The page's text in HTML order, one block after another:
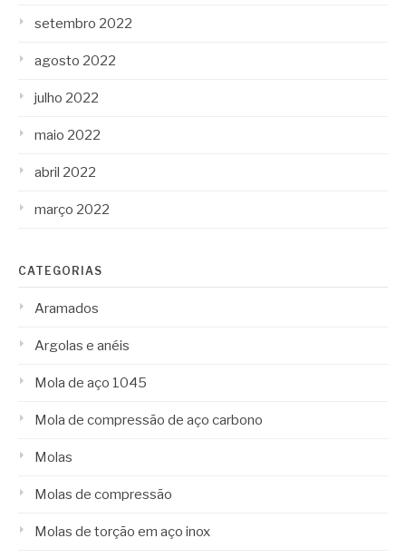
setembro 2022
agosto 2022
julho 2022
maio 2022
abril 2022
março 2022
CATEGORIAS
Aramados
Argolas e anéis
Mola de aço 1045
Mola de compressão de aço carbono
Molas
Molas de compressão
Molas de torção em aço inox